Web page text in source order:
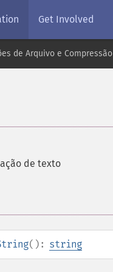
Get Involved
de Arquivo e Compressão
de texto
(): string